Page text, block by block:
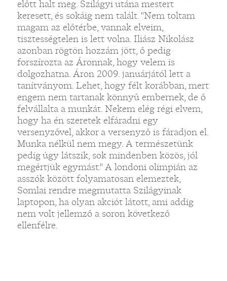
előtt halt meg. Szilágyi utána mestert
keresett, és sokáig nem talált. "Nem toltam
magam az előtérbe, vannak elveim,
tisztességtelen is lett volna. Iliász Nikolász
azonban rögtön hozzám jött, ő pedig
forszírozta az Áronnak, hogy velem is
dolgozhatna. Áron 2009. januárjától lett a
tanítványom. Lehet, hogy félt korábban, mert
engem nem tartanak könnyű embernek, de ő
felvállalta a munkát. Nekem elég régi elvem,
hogy ha én szeretek elfáradni egy
versenyzővel, akkor a versenyző is fáradjon el.
Munka nélkül nem megy. A természetünk
pedig úgy látszik, sok mindenben közös, jól
megértjük egymást." A londoni olimpián az
asszók között folyamatosan elemeztek,
Somlai rendre megmutatta Szilágyinak
laptopon, ha olyan akciót látott, ami addig
nem volt jellemző a soron következő
ellenfélre.